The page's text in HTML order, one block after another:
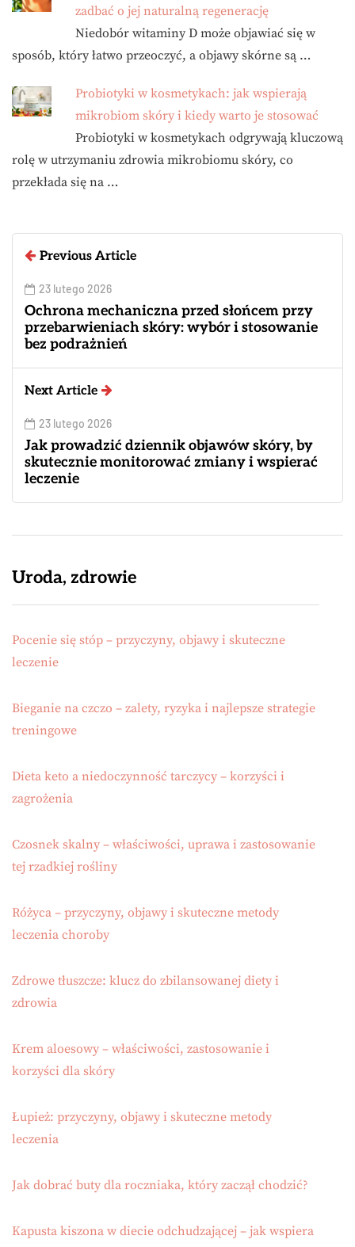
zadbać o jej naturalną regenerację
Niedobór witaminy D może objawiać się w
sposób, który łatwo przeoczyć, a objawy skórne są …
Probiotyki w kosmetykach: jak wspierają
mikrobiom skóry i kiedy warto je stosować
Probiotyki w kosmetykach odgrywają kluczową
rolę w utrzymaniu zdrowia mikrobiomu skóry, co
przekłada się na …
Previous Article
23 lutego 2026
Ochrona mechaniczna przed słońcem przy
przebarwieniach skóry: wybór i stosowanie
bez podrażnień
Next Article
23 lutego 2026
Jak prowadzić dziennik objawów skóry, by
skutecznie monitorować zmiany i wspierać
leczenie
Uroda, zdrowie
Pocenie się stóp – przyczyny, objawy i skuteczne
leczenie
Bieganie na czczo – zalety, ryzyka i najlepsze strategie
treningowe
Dieta keto a niedoczynność tarczycy – korzyści i
zagrożenia
Czosnek skalny – właściwości, uprawa i zastosowanie
tej rzadkiej rośliny
Różyca – przyczyny, objawy i skuteczne metody
leczenia choroby
Zdrowe tłuszcze: klucz do zbilansowanej diety i
zdrowia
Krem aloesowy – właściwości, zastosowanie i
korzyści dla skóry
Łupież: przyczyny, objawy i skuteczne metody
leczenia
Jak dobrać buty dla roczniaka, który zaczął chodzić?
Kapusta kiszona w diecie odchudzającej – jak wspiera